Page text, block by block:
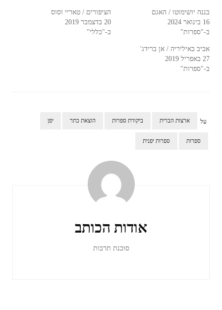
בננה יושימוטו / האגם
16 בינואר 2024
ב-"ספרות"
הציפורים / טאריי וסוס
20 בדצמבר 2019
ב-"כללי"
אביב באיליריה / אן ברידג'
27 באפריל 2019
ב-"ספרות"
על ארצות הברית ביקורת ספרות הוצאת כתר יפן
ספרות ספרות יפנית
אודות הכותב
סוכנת תרבות